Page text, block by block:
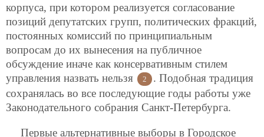
корпуса, при котором реализуется согласование
позиций депутатских групп, политических фракций,
постоянных комиссий по принципиальным
вопросам до их вынесения на публичное
обсуждение иначе как консервативным стилем
управления назвать нельзя
2 . Подобная традиция
сохранялась во все последующие годы работы уже
Законодательного собрания Санкт-Петербурга.
Первые альтернативные выборы в Городское